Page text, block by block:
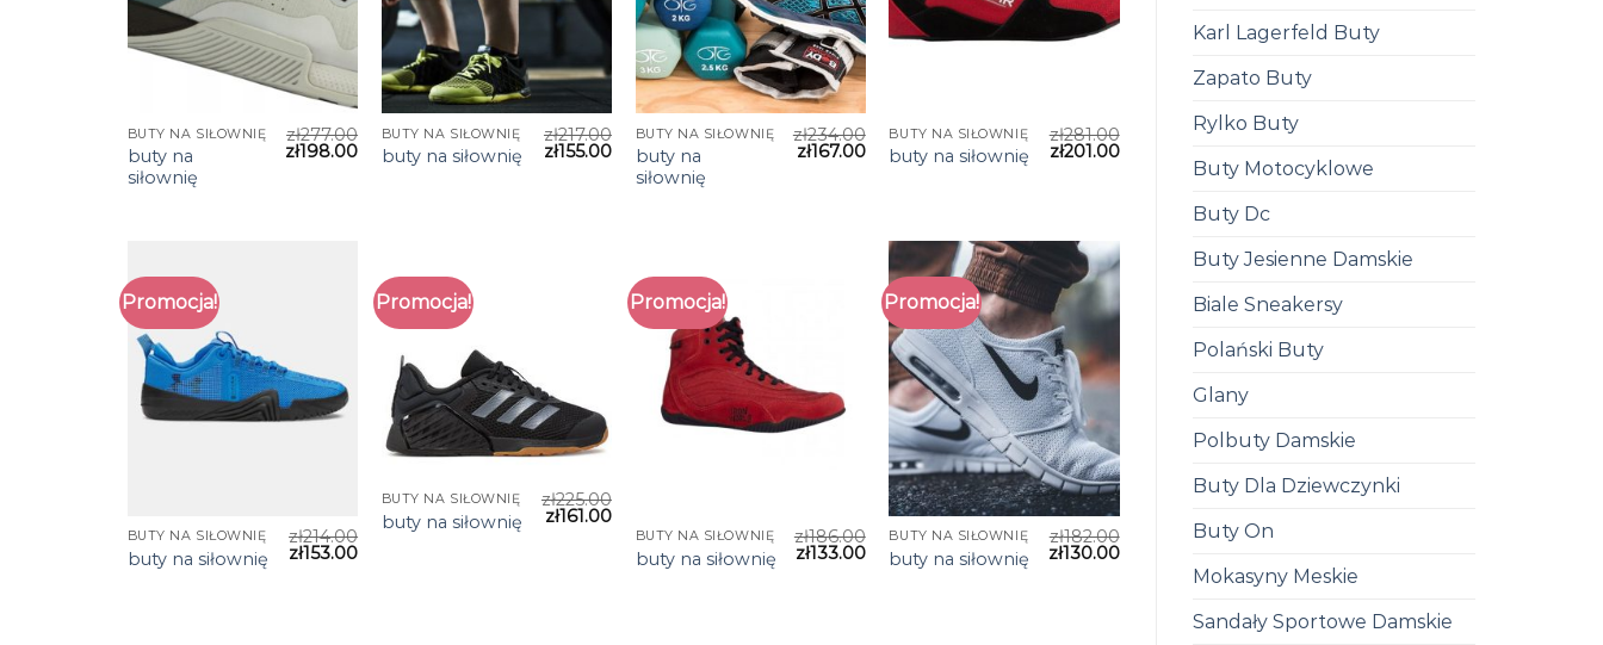
Karl Lagerfeld Buty
Zapato Buty
Rylko Buty
Buty Motocyklowe
Buty Dc
Buty Jesienne Damskie
Biale Sneakersy
Polański Buty
Glany
Polbuty Damskie
Buty Dla Dziewczynki
Buty On
Mokasyny Meskie
Sandały Sportowe Damskie
BUTY NA SIŁOWNIĘ
buty na
siłownię
zł277.00
zł198.00
BUTY NA SIŁOWNIĘ
buty na siłownię
zł217.00
zł155.00
BUTY NA SIŁOWNIĘ
buty na
siłownię
zł234.00
zł167.00
BUTY NA SIŁOWNIĘ
buty na siłownię
zł281.00
zł201.00
Promocja!
BUTY NA SIŁOWNIĘ
buty na siłownię
zł214.00
zł153.00
Promocja!
BUTY NA SIŁOWNIĘ
buty na siłownię
zł225.00
zł161.00
Promocja!
BUTY NA SIŁOWNIĘ
buty na siłownię
zł186.00
zł133.00
Promocja!
BUTY NA SIŁOWNIĘ
buty na siłownię
zł182.00
zł130.00